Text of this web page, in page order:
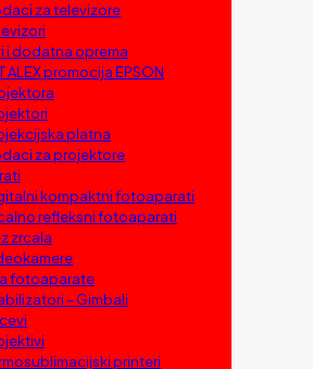
za televizore
i dodatna oprema
ALEX promocija EPSON
platna
za projektore
kompaktni fotoaparati
refleksni fotoaparati
zrcala
fotoaparate
– Gimbali
printeri